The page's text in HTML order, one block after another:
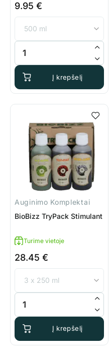
9.95 €
produkto kiekis: Terra
Į krepšelį
Auginimo Komplektai
BioBizz TryPack Stimulant
Turime vietoje
28.45 €
produkto kiekis: BioBizz
Į krepšelį